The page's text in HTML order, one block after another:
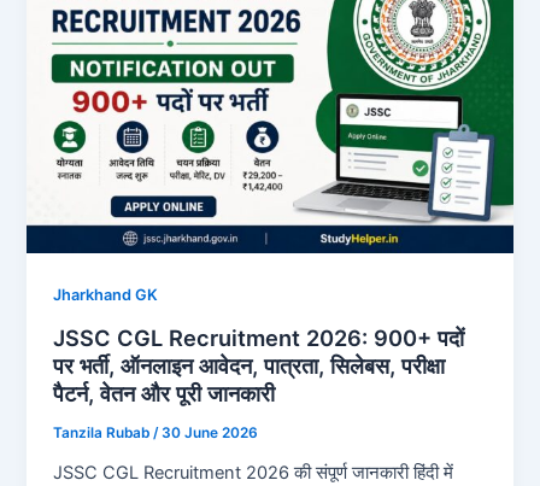
Jharkhand GK
JSSC CGL Recruitment 2026: 900+ पदों
पर भर्ती, ऑनलाइन आवेदन, पात्रता, सिलेबस, परीक्षा
पैटर्न, वेतन और पूरी जानकारी
Tanzila Rubab /30 June 2026
JSSC CGL Recruitment 2026 की संपूर्ण जानकारी हिंदी में